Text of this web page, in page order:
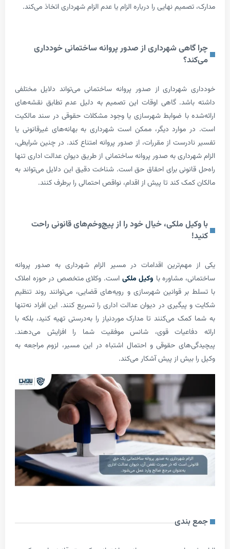
نهایی را درباره الزام یا عدم الزام شهرداری اتخاذ می‌کند.
شهرداری از صدور پروانه ساختمانی خودداری
شهرداری از صدور پروانه ساختمانی می‌تواند دلایل مختلفی
گاهی اوقات این تصمیم به دلیل عدم تطابق نقشه‌های
با ضوابط شهرسازی یا وجود مشکلات حقوقی در سند مالکیت
دیگر، ممکن است شهرداری به بهانه‌های غیرقانونی یا
از مقررات، از صدور پروانه امتناع کند. در چنین شرایطی،
به صدور پروانه ساختمانی از طریق دیوان عدالت اداری تنها
برای احقاق حق است. شناخت دقیق این دلایل می‌تواند به
کند تا پیش از اقدام، نواقص احتمالی را برطرف کنند.
ملکی، خیال خود را از پیچ‌وخم‌های قانونی راحت
اقدامات در مسیر الزام شهرداری به صدور پروانه
مشاوره باوکیل ملکی است. وکلای متخصص در حوزه املاک
قوانین شهرسازی و رویه‌های قضایی، می‌توانند روند تنظیم
در دیوان عدالت اداری را تسریع کنند. این افراد نه‌تنها
می‌کنند تا مدارک موردنیاز را به‌درستی تهیه کنید، بلکه با
قوی، شانس موفقیت شما را افزایش می‌دهند.
حقوقی و احتمال اشتباه در این مسیر، لزوم مراجعه به
از پیش آشکار می‌کند.